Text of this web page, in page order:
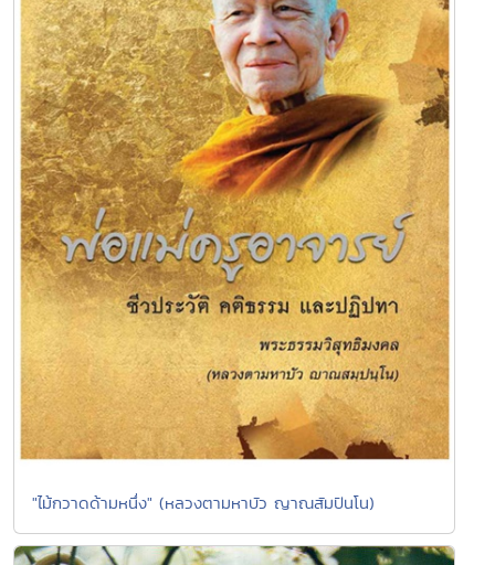
"ไม้กวาดด้ามหนึ่ง" (หลวงตามหาบัว ญาณสัมปันโน)